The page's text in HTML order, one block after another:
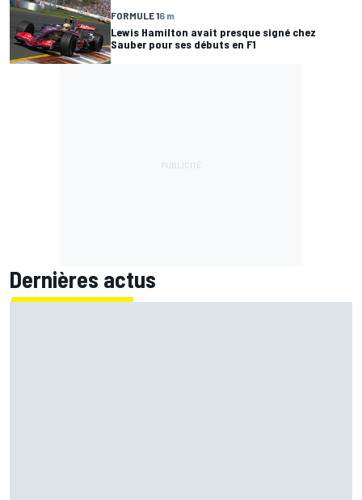
FORMULE 16 m
Lewis Hamilton avait presque signé chez
Sauber pour ses débuts en F1
Dernières actus